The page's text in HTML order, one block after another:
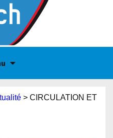
> CIRCULATION ET